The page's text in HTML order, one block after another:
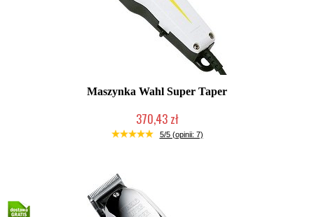
Maszynka Wahl Super Taper
370,43 zł
2-5 dni roboczych
5/5 (opinii: 7)